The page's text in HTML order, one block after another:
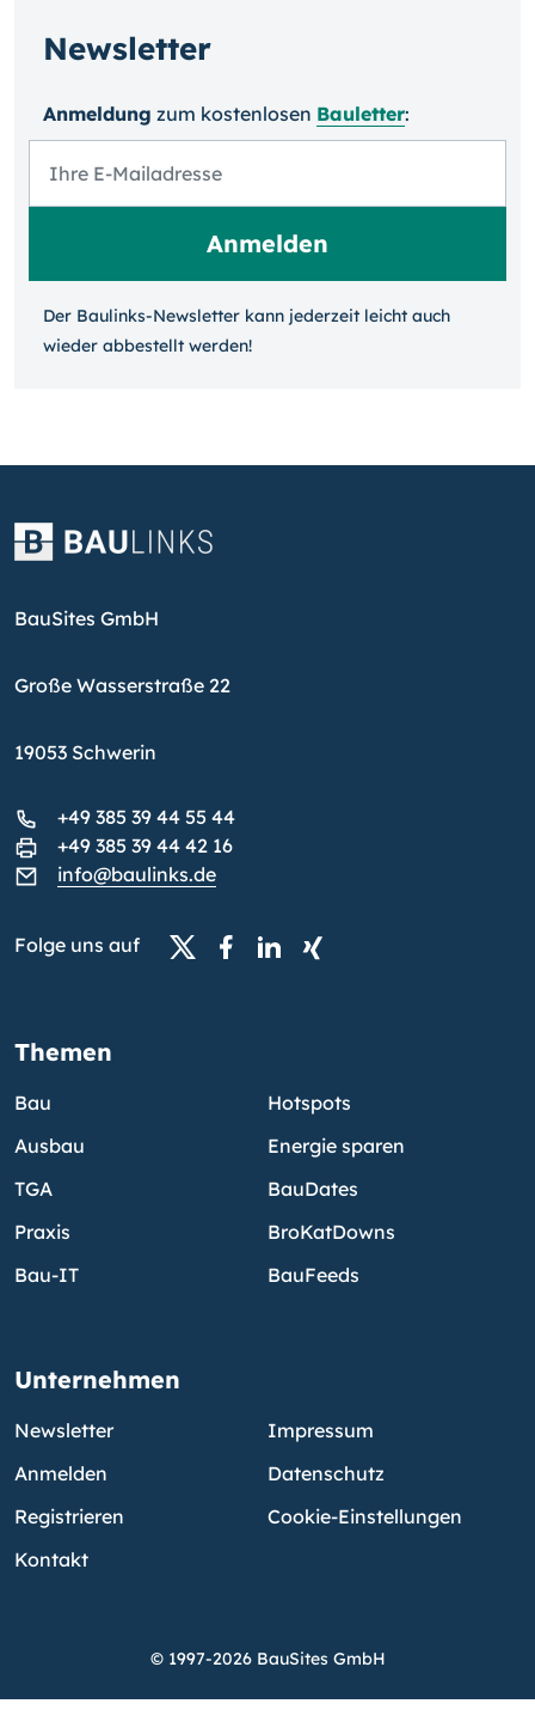
Newsletter
Anmeldung zum kosten­losen Bauletter:
Der Baulinks-Newsletter kann jeder­zeit leicht auch
wieder ab­bestellt werden!
BauSites GmbH
Große Wasserstraße 22
19053 Schwerin
+49 385 39 44 55 44
+49 385 39 44 42 16
info@baulinks.de
Folge uns auf
Themen
Bau
Ausbau
TGA
Praxis
Bau-IT
Hotspots
Energie sparen
BauDates
BroKatDowns
BauFeeds
Unternehmen
Newsletter
Anmelden
Registrieren
Kontakt
Impressum
Datenschutz
Cookie-Einstellungen
© 1997-2026 BauSites GmbH